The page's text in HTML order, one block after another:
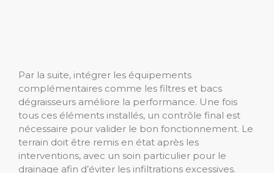
Par la suite, intégrer les équipements
complémentaires comme les filtres et bacs
dégraisseurs améliore la performance. Une fois
tous ces éléments installés, un contrôle final est
nécessaire pour valider le bon fonctionnement. Le
terrain doit être remis en état après les
interventions, avec un soin particulier pour le
drainage afin d’éviter les infiltrations excessives.